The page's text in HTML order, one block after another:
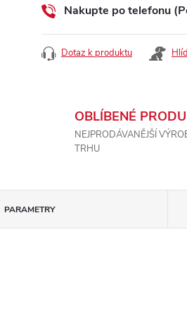
Nakupte po telefonu
Dotaz k produktu
OBLÍBENÉ
NEJPRODÁVANĚJŠÍ
TRHU
PARAMETRY